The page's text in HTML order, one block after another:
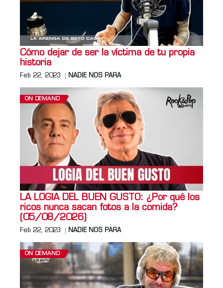
Cómo dejar de ser la víctima de tu propia
historia
Feb 22, 2023 NADIE NOS PARA
ON DEMAND
LA LOGIA DEL BUEN GUSTO: ¿Por qué los
ricos nunca sacan fotos a la comida?
(05/08/2026)
Feb 22, 2023 NADIE NOS PARA
ON DEMAND